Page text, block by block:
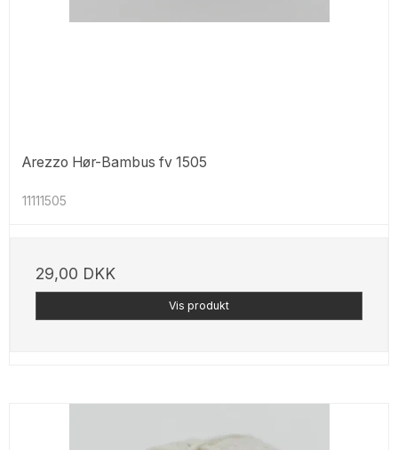
Arezzo Hør-Bambus fv 1505
11111505
29,00 DKK
Vis produkt